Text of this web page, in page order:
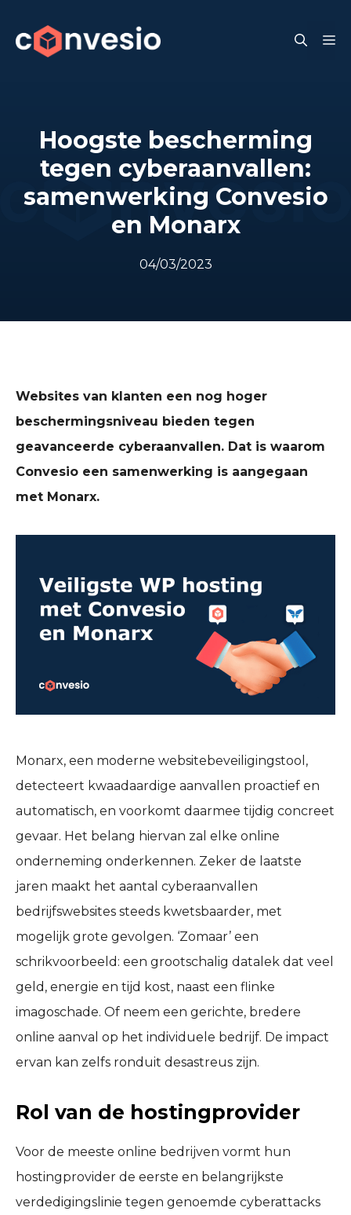
content
Hoogste bescherming
tegen cyberaanvallen:
samenwerking Convesio
en Monarx
04/03/2023
Websites van klanten een nog hoger
beschermingsniveau bieden tegen
geavanceerde cyberaanvallen. Dat is waarom
Convesio een samenwerking is aangegaan
met Monarx.
Monarx, een moderne websitebeveiligingstool,
detecteert kwaadaardige aanvallen proactief en
automatisch, en voorkomt daarmee tijdig concreet
gevaar. Het belang hiervan zal elke online
onderneming onderkennen. Zeker de laatste
jaren maakt het aantal cyberaanvallen
bedrijfswebsites steeds kwetsbaarder, met
mogelijk grote gevolgen. ‘Zomaar’ een
schrikvoorbeeld: een grootschalig datalek dat veel
geld, energie en tijd kost, naast een flinke
imagoschade. Of neem een gerichte, bredere
online aanval op het individuele bedrijf. De impact
ervan kan zelfs ronduit desastreus zijn.
Rol van de hostingprovider
Voor de meeste online bedrijven vormt hun
hostingprovider de eerste en belangrijkste
verdedigingslinie tegen genoemde cyberattacks